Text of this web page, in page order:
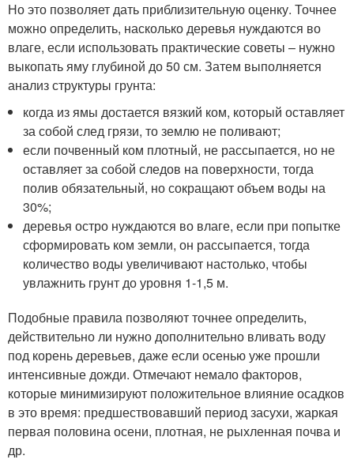
Но это позволяет дать приблизительную оценку. Точнее
можно определить, насколько деревья нуждаются во
влаге, если использовать практические советы – нужно
выкопать яму глубиной до 50 см. Затем выполняется
анализ структуры грунта:
когда из ямы достается вязкий ком, который оставляет
за собой след грязи, то землю не поливают;
если почвенный ком плотный, не рассыпается, но не
оставляет за собой следов на поверхности, тогда
полив обязательный, но сокращают объем воды на
30%;
деревья остро нуждаются во влаге, если при попытке
сформировать ком земли, он рассыпается, тогда
количество воды увеличивают настолько, чтобы
увлажнить грунт до уровня 1-1,5 м.
Подобные правила позволяют точнее определить,
действительно ли нужно дополнительно вливать воду
под корень деревьев, даже если осенью уже прошли
интенсивные дожди. Отмечают немало факторов,
которые минимизируют положительное влияние осадков
в это время: предшествовавший период засухи, жаркая
первая половина осени, плотная, не рыхленная почва и
др.